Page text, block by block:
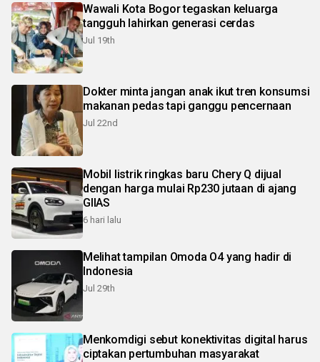
Wawali Kota Bogor tegaskan keluarga
tangguh lahirkan generasi cerdas
Jul 19th
Dokter minta jangan anak ikut tren konsumsi
makanan pedas tapi ganggu pencernaan
Jul 22nd
Mobil listrik ringkas baru Chery Q dijual
dengan harga mulai Rp230 jutaan di ajang
GIIAS
6 hari lalu
Melihat tampilan Omoda O4 yang hadir di
Indonesia
Jul 29th
Menkomdigi sebut konektivitas digital harus
ciptakan pertumbuhan masyarakat